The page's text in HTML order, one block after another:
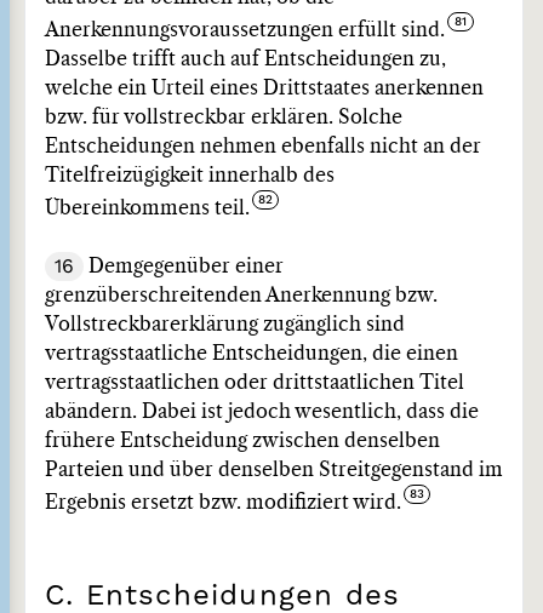
Anerkennungsvoraussetzungen erfüllt sind.
Dasselbe trifft auch auf Entscheidungen zu,
welche ein Urteil eines Drittstaates anerkennen
bzw. für vollstreckbar erklären. Solche
Entscheidungen nehmen ebenfalls nicht an der
Titelfreizügigkeit innerhalb des
Übereinkommens teil.
16
Demgegenüber einer
grenzüberschreitenden Anerkennung bzw.
Vollstreckbarerklärung zugänglich sind
vertragsstaatliche Entscheidungen, die einen
vertragsstaatlichen oder drittstaatlichen Titel
abändern. Dabei ist jedoch wesentlich, dass die
frühere Entscheidung zwischen denselben
Parteien und über denselben Streitgegenstand im
Ergebnis ersetzt bzw. modifiziert wird.
C. Entscheidungen des